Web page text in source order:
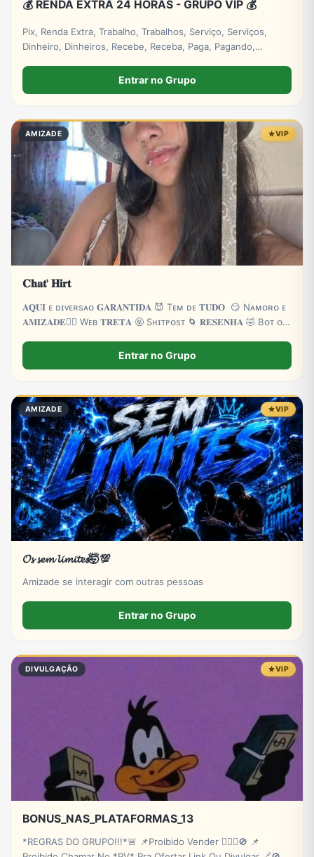
💰 RENDA EXTRA 24 HORAS - GRUPO VIP 💰
Pix, Renda Extra, Trabalho, Trabalhos, Serviço, Serviços,
Dinheiro, Dinheiros, Recebe, Receba, Paga, Pagando,
#grupos #grupo #whatsappEntrar no Grupo
AMIZADE VIP
𝐂𝐡𝐚𝐭' 𝐇𝐢𝐫𝐭
𝐀𝐐𝐔𝐈 ᴇ‌ ᴅɪᴠᴇʀsᴀ‌ᴏ 𝐆𝐀𝐑𝐀𝐍𝐓𝐈𝐃𝐀 😈 Tᴇᴍ ᴅᴇ 𝐓𝐔𝐃𝐎 😏 Nᴀᴍᴏʀᴏ ᴇ
𝐀𝐌𝐈𝐙𝐀𝐃𝐄❤️‍🔥 Wᴇʙ 𝐓𝐑𝐄𝐓𝐀 🤬 Sʜɪᴛᴘᴏsᴛ 🌀 𝐑𝐄𝐒𝐄𝐍𝐇𝐀 🤣 Bᴏᴛ ᴏɴ
Entrar no Grupo
AMIZADE VIP
𝓞𝓼 𝓼𝓮𝓶 𝓵𝓲𝓶𝓲𝓽𝓮𝓼🤯💯
Amizade se interagir com outras pessoas
Entrar no Grupo
DIVULGAÇÃO VIP
BONUS_NAS_PLATAFORMAS_13
*REGRAS DO GRUPO!!!*🚨 📌Proibido Vender 🙅🏽‍♂️🚫 📌